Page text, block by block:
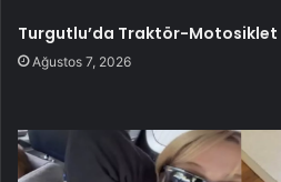
Turgutlu’da Traktör-Motosiklet
Ağustos 7, 2026